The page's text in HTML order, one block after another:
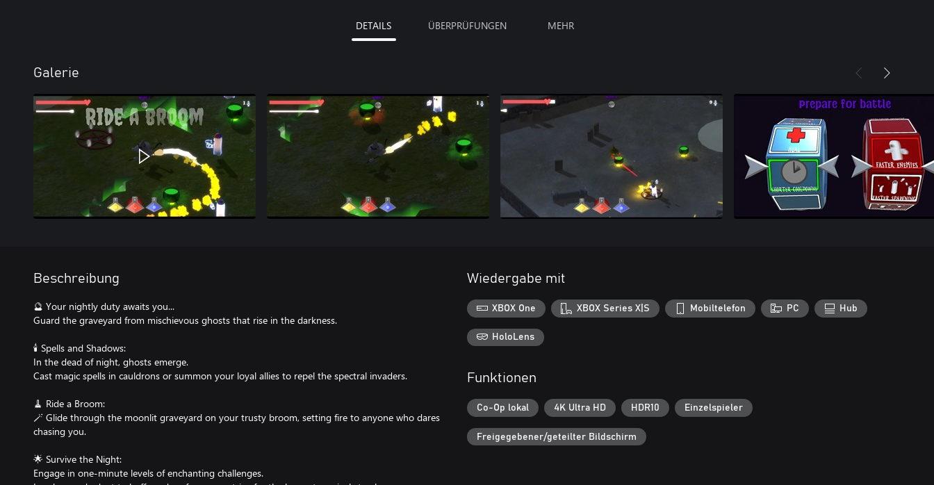
DETAILS ÜBERPRÜFUNGEN MEHR
Galerie
Beschreibung
🔮 Your nightly duty awaits you...
Guard the graveyard from mischievous ghosts that rise in the darkness.
🕯️ Spells and Shadows:
In the dead of night, ghosts emerge.
Cast magic spells in cauldrons or summon your loyal allies to repel the spectral invaders.
🧹 Ride a Broom:
🪄 Glide through the moonlit graveyard on your trusty broom, setting fire to anyone who dares
chasing you.
🌟 Survive the Night:
Engage in one-minute levels of enchanting challenges.
Wiedergabe mit
XBOX One XBOX Series X|S Mobiltelefon PC Hub
HoloLens
Funktionen
Co-Op lokal 4K Ultra HD HDR10 Einzelspieler
Freigegebener/geteilter Bildschirm